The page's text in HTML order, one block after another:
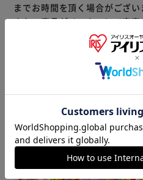
までお時間を頂く場合がござい
また、商品がメーカーにて完
ル又は注文内容の変更をお願
予めご了承くださいますよう
商品はアイリスプラザがセレ
▼ 食品・飲